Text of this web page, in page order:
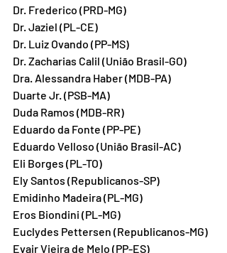
Dr. Frederico (PRD-MG)
Dr. Jaziel (PL-CE)
Dr. Luiz Ovando (PP-MS)
Dr. Zacharias Calil (União Brasil-GO)
Dra. Alessandra Haber (MDB-PA)
Duarte Jr. (PSB-MA)
Duda Ramos (MDB-RR)
Eduardo da Fonte (PP-PE)
Eduardo Velloso (União Brasil-AC)
Eli Borges (PL-TO)
Ely Santos (Republicanos-SP)
Emidinho Madeira (PL-MG)
Eros Biondini (PL-MG)
Euclydes Pettersen (Republicanos-MG)
Evair Vieira de Melo (PP-ES)